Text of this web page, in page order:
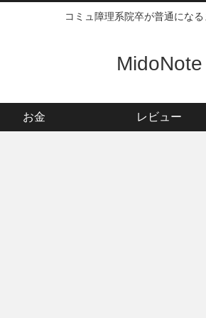
コミュ障理系院卒が普通にな
MidoNote
お金 レビュー